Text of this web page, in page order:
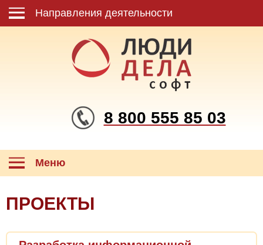
Направления деятельности
8 800 555 85 03
Меню
ПРОЕКТЫ